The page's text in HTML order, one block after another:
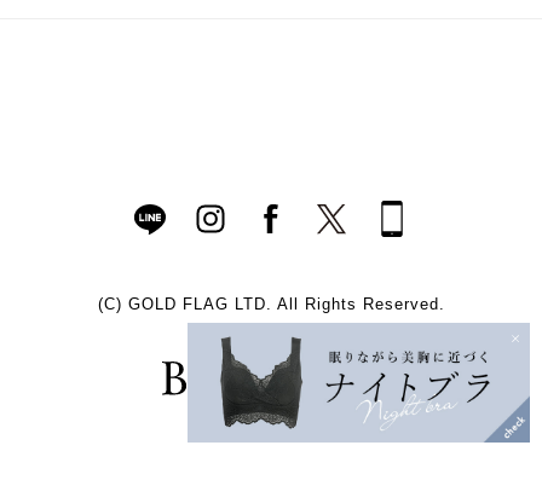
(C) GOLD FLAG LTD. All Rights Reserved.